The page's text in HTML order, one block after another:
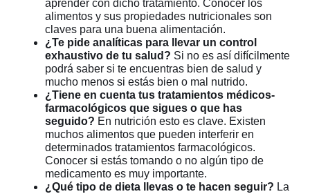
aprender con dicho tratamiento. Conocer los
alimentos y sus propiedades nutricionales son
claves para una buena alimentación.
¿Te pide analíticas para llevar un control
exhaustivo de tu salud? Si no es así difícilmente
podrá saber si te encuentras bien de salud y
mucho menos si estás bien o mal nutrido.
¿Tiene en cuenta tus tratamientos médicos-
farmacológicos que sigues o que has
seguido? En nutrición esto es clave. Existen
muchos alimentos que pueden interferir en
determinados tratamientos farmacológicos.
Conocer si estás tomando o no algún tipo de
medicamento es muy importante.
¿Qué tipo de dieta llevas o te hacen seguir? La